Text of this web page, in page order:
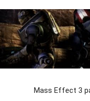
Mass Effect 3